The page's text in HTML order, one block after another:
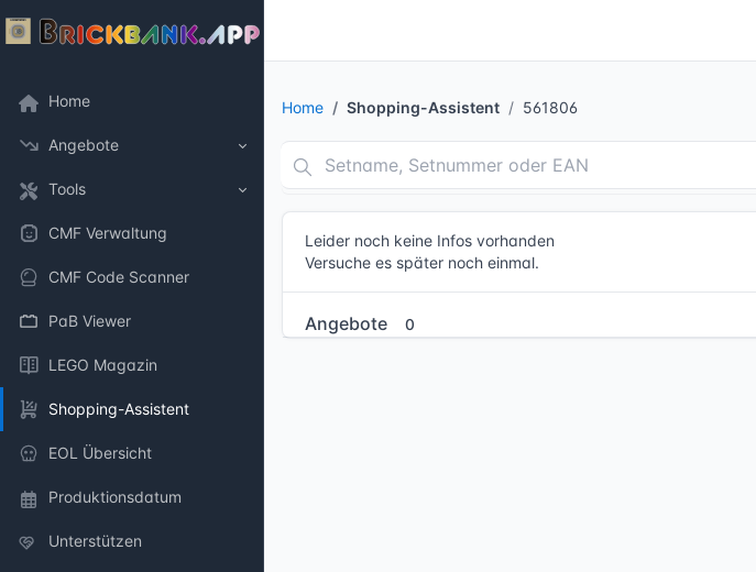
Home
Angebote
Tools
CMF Verwaltung
CMF Code Scanner
PaB Viewer
LEGO Magazin
Shopping-Assistent
EOL Übersicht
Produktionsdatum
Unterstützen
Home Shopping-Assistent 561806
Leider noch keine Infos vorhanden
Versuche es später noch einmal.
Angebote 0